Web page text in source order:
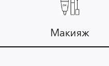
Макияж